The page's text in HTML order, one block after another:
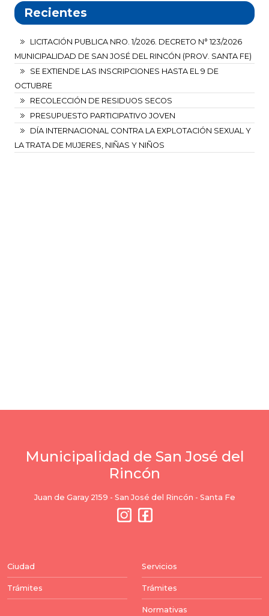
Recientes
LICITACIÓN PUBLICA NRO. 1/2026. DECRETO N° 123/2026
MUNICIPALIDAD DE SAN JOSÉ DEL RINCÓN (PROV. SANTA FE)
SE EXTIENDE LAS INSCRIPCIONES HASTA EL 9 DE
OCTUBRE
RECOLECCIÓN DE RESIDUOS SECOS
PRESUPUESTO PARTICIPATIVO JOVEN
DÍA INTERNACIONAL CONTRA LA EXPLOTACIÓN SEXUAL Y
LA TRATA DE MUJERES, NIÑAS Y NIÑOS
Municipalidad de San José del
Rincón
Juan de Garay 2159 - San José del Rincón - Santa Fe
Ciudad
Trámites
Servicios
Trámites
Normativas